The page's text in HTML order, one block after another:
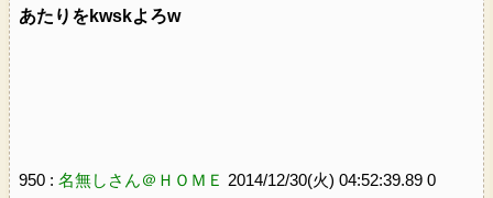
あたりをkwskよろw
950 : 名無しさん＠ＨＯＭＥ 2014/12/30(火) 04:52:39.89 0